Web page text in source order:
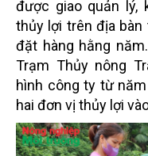
được giao quản lý,
thủy lợi trên địa
đặt hàng hằng
Trạm Thủy nông
hình công ty từ
hai đơn vị thủy lợi